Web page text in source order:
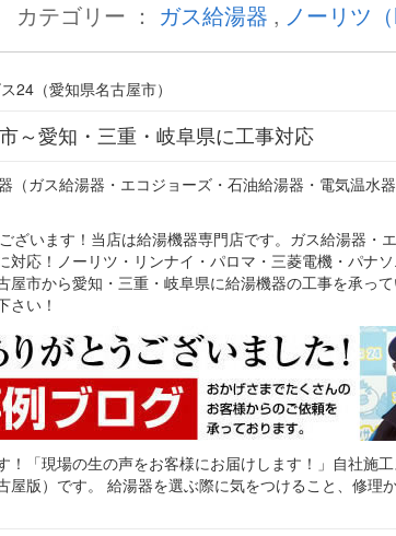
カテゴリー ： ガス給湯器 , ノーリツ（
～愛知・三重・岐阜県に工事対応
（ガス給湯器・エコジョーズ・石油給湯器・電気温水
ざいます！当店は給湯機器専門店です。ガス給湯器・
応！ノーリツ・リンナイ・パロマ・三菱電機・パナ
屋市から愛知・三重・岐阜県に給湯機器の工事を承っ
さい！
！「現場の生の声をお客様にお届けします！」自社施
版）です。 給湯器を選ぶ際に気をつけること、修理